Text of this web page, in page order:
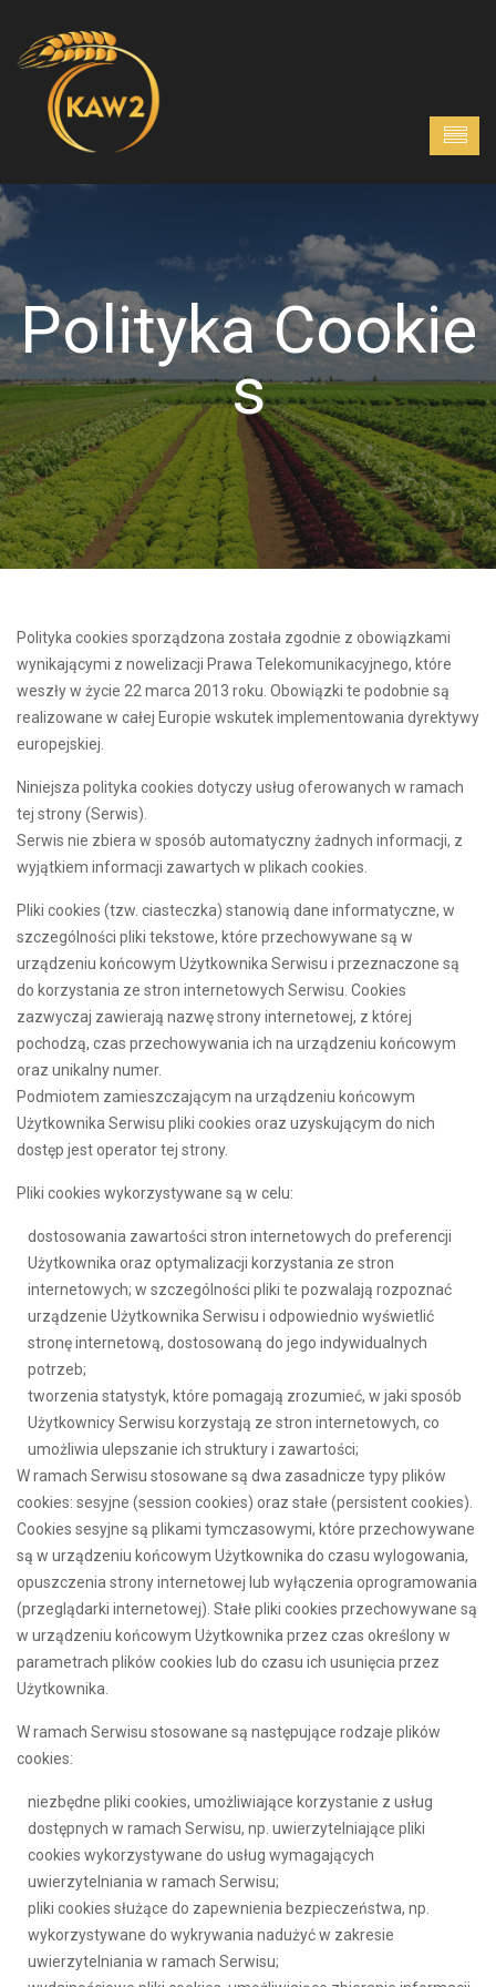
Polityka Cookie
S
Polityka cookies sporządzona została zgodnie z obowiązkami
wynikającymi z nowelizacji Prawa Telekomunikacyjnego, które
weszły w życie 22 marca 2013 roku. Obowiązki te podobnie są
realizowane w całej Europie wskutek implementowania dyrektywy
europejskiej.
Niniejsza polityka cookies dotyczy usług oferowanych w ramach
tej strony (Serwis).
Serwis nie zbiera w sposób automatyczny żadnych informacji, z
wyjątkiem informacji zawartych w plikach cookies.
Pliki cookies (tzw. ciasteczka) stanowią dane informatyczne, w
szczególności pliki tekstowe, które przechowywane są w
urządzeniu końcowym Użytkownika Serwisu i przeznaczone są
do korzystania ze stron internetowych Serwisu. Cookies
zazwyczaj zawierają nazwę strony internetowej, z której
pochodzą, czas przechowywania ich na urządzeniu końcowym
oraz unikalny numer.
Podmiotem zamieszczającym na urządzeniu końcowym
Użytkownika Serwisu pliki cookies oraz uzyskującym do nich
dostęp jest operator tej strony.
Pliki cookies wykorzystywane są w celu:
dostosowania zawartości stron internetowych do preferencji
Użytkownika oraz optymalizacji korzystania ze stron
internetowych; w szczególności pliki te pozwalają rozpoznać
urządzenie Użytkownika Serwisu i odpowiednio wyświetlić
stronę internetową, dostosowaną do jego indywidualnych
potrzeb;
tworzenia statystyk, które pomagają zrozumieć, w jaki sposób
Użytkownicy Serwisu korzystają ze stron internetowych, co
umożliwia ulepszanie ich struktury i zawartości;
W ramach Serwisu stosowane są dwa zasadnicze typy plików
cookies: sesyjne (session cookies) oraz stałe (persistent cookies).
Cookies sesyjne są plikami tymczasowymi, które przechowywane
są w urządzeniu końcowym Użytkownika do czasu wylogowania,
opuszczenia strony internetowej lub wyłączenia oprogramowania
(przeglądarki internetowej). Stałe pliki cookies przechowywane są
w urządzeniu końcowym Użytkownika przez czas określony w
parametrach plików cookies lub do czasu ich usunięcia przez
Użytkownika.
W ramach Serwisu stosowane są następujące rodzaje plików
cookies:
niezbędne pliki cookies, umożliwiające korzystanie z usług
dostępnych w ramach Serwisu, np. uwierzytelniające pliki
cookies wykorzystywane do usług wymagających
uwierzytelniania w ramach Serwisu;
pliki cookies służące do zapewnienia bezpieczeństwa, np.
wykorzystywane do wykrywania nadużyć w zakresie
uwierzytelniania w ramach Serwisu;